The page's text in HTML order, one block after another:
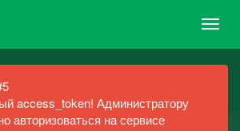
access_token! Администратору
авторизоваться на сервисе